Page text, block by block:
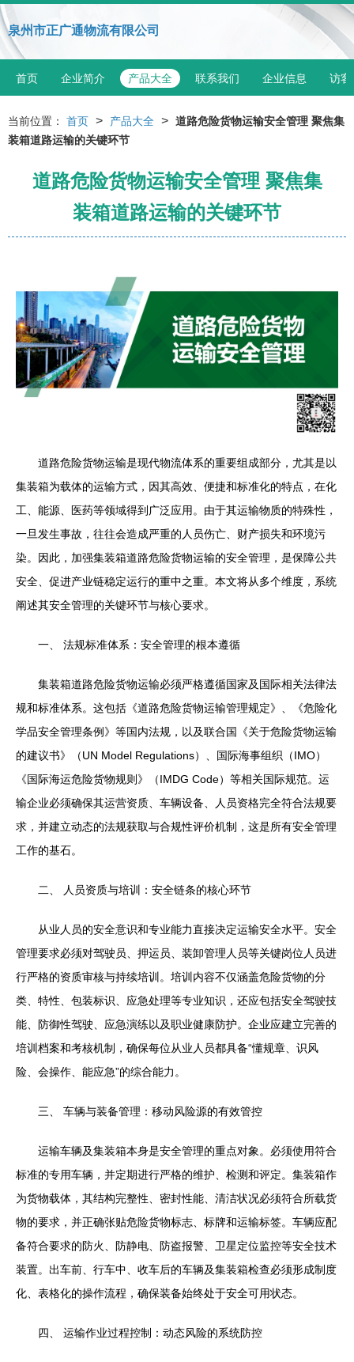
泉州市正广通物流有限公司
首页 企业简介 产品大全 联系我们 企业信息 访客
当前位置： 首页 > 产品大全 > 道路危险货物运输安全管理 聚焦集
装箱道路运输的关键环节
道路危险货物运输安全管理 聚焦集
装箱道路运输的关键环节
道路危险货物运输是现代物流体系的重要组成部分，尤其是以
集装箱为载体的运输方式，因其高效、便捷和标准化的特点，在化
工、能源、医药等领域得到广泛应用。由于其运输物质的特殊性，
一旦发生事故，往往会造成严重的人员伤亡、财产损失和环境污
染。因此，加强集装箱道路危险货物运输的安全管理，是保障公共
安全、促进产业链稳定运行的重中之重。本文将从多个维度，系统
阐述其安全管理的关键环节与核心要求。
一、 法规标准体系：安全管理的根本遵循
集装箱道路危险货物运输必须严格遵循国家及国际相关法律法
规和标准体系。这包括《道路危险货物运输管理规定》、《危险化
学品安全管理条例》等国内法规，以及联合国《关于危险货物运输
的建议书》（UN Model Regulations）、国际海事组织（IMO）
《国际海运危险货物规则》（IMDG Code）等相关国际规范。运
输企业必须确保其运营资质、车辆设备、人员资格完全符合法规要
求，并建立动态的法规获取与合规性评价机制，这是所有安全管理
工作的基石。
二、 人员资质与培训：安全链条的核心环节
从业人员的安全意识和专业能力直接决定运输安全水平。安全
管理要求必须对驾驶员、押运员、装卸管理人员等关键岗位人员进
行严格的资质审核与持续培训。培训内容不仅涵盖危险货物的分
类、特性、包装标识、应急处理等专业知识，还应包括安全驾驶技
能、防御性驾驶、应急演练以及职业健康防护。企业应建立完善的
培训档案和考核机制，确保每位从业人员都具备“懂规章、识风
险、会操作、能应急”的综合能力。
三、 车辆与装备管理：移动风险源的有效管控
运输车辆及集装箱本身是安全管理的重点对象。必须使用符合
标准的专用车辆，并定期进行严格的维护、检测和评定。集装箱作
为货物载体，其结构完整性、密封性能、清洁状况必须符合所载货
物的要求，并正确张贴危险货物标志、标牌和运输标签。车辆应配
备符合要求的防火、防静电、防盗报警、卫星定位监控等安全技术
装置。出车前、行车中、收车后的车辆及集装箱检查必须形成制度
化、表格化的操作流程，确保装备始终处于安全可用状态。
四、 运输作业过程控制：动态风险的系统防控